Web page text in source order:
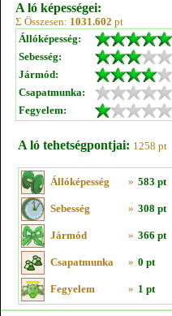
A ló képességei:
Σ Összesen: 1031.602 pt
Állóképesség:
Sebesség:
Jármód:
Csapatmunka:
Fegyelem:
A ló tehetségpontjai: 1258 pt
Állóképesség » 583 pt
Sebesség » 308 pt
Jármód » 366 pt
Csapatmunka » 0 pt
Fegyelem » 1 pt